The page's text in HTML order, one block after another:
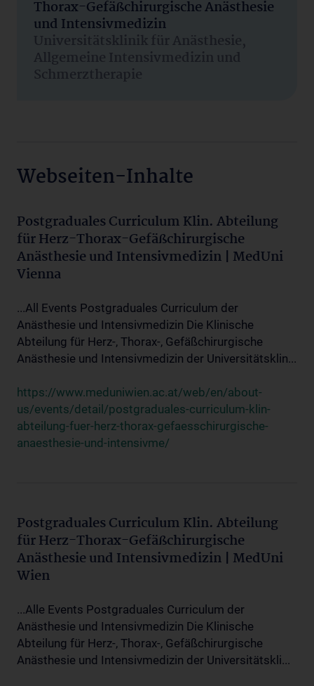
Thorax-Gefäßchirurgische Anästhesie
und Intensivmedizin
Universitätsklinik für Anästhesie,
Allgemeine Intensivmedizin und
Schmerztherapie
Webseiten-Inhalte
Postgraduales Curriculum Klin. Abteilung
für Herz-Thorax-Gefäßchirurgische
Anästhesie und Intensivmedizin | MedUni
Vienna
...All Events Postgraduales Curriculum der
Anästhesie und Intensivmedizin Die Klinische
Abteilung für Herz-, Thorax-, Gefäßchirurgische
Anästhesie und Intensivmedizin der Universitätsklin...
https://www.meduniwien.ac.at/web/en/about-
us/events/detail/postgraduales-curriculum-klin-
abteilung-fuer-herz-thorax-gefaesschirurgische-
anaesthesie-und-intensivme/
Postgraduales Curriculum Klin. Abteilung
für Herz-Thorax-Gefäßchirurgische
Anästhesie und Intensivmedizin | MedUni
Wien
...Alle Events Postgraduales Curriculum der
Anästhesie und Intensivmedizin Die Klinische
Abteilung für Herz-, Thorax-, Gefäßchirurgische
Anästhesie und Intensivmedizin der Universitätskli...